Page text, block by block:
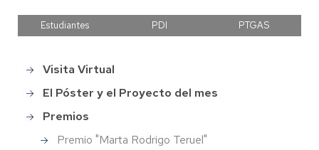
Estudiantes PDI PTGAS
Main
menu
Visita Virtual
El Póster y el Proyecto del mes
Premios
Premio "Marta Rodrigo Teruel"